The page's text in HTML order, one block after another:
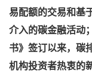
易配额的交易和基
介入的碳金融活动
书》签订以来，碳
机构投资者热衷的